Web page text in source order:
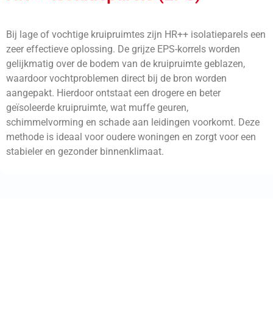
Bij lage of vochtige kruipruimtes zijn HR++ isolatieparels een
zeer effectieve oplossing. De grijze EPS-korrels worden
gelijkmatig over de bodem van de kruipruimte geblazen,
waardoor vochtproblemen direct bij de bron worden
aangepakt. Hierdoor ontstaat een drogere en beter
geïsoleerde kruipruimte, wat muffe geuren,
schimmelvorming en schade aan leidingen voorkomt. Deze
methode is ideaal voor oudere woningen en zorgt voor een
stabieler en gezonder binnenklimaat.